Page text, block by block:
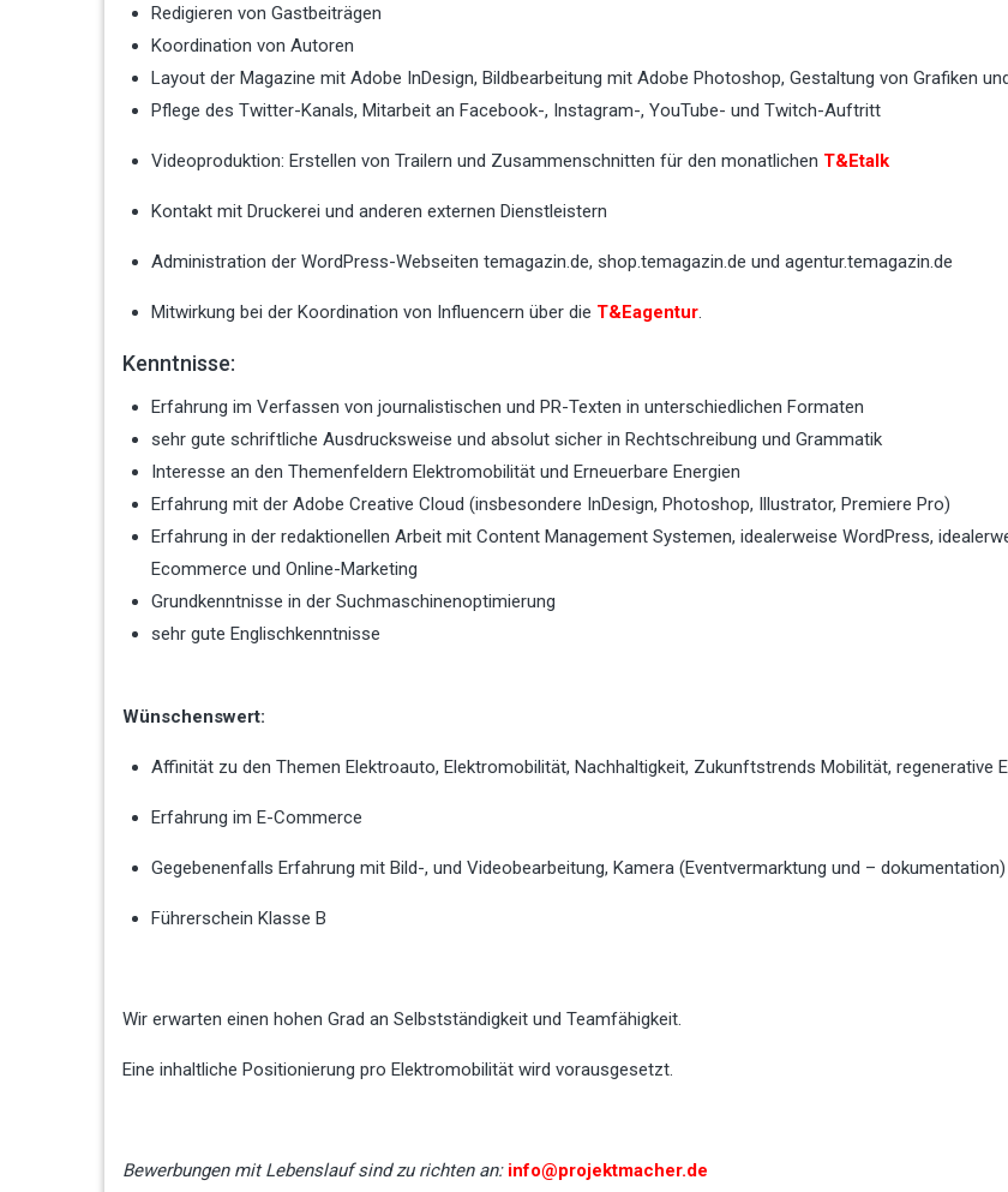
Redigieren von Gastbeiträgen
Koordination von Autoren
Layout der Magazine mit Adobe InDesign, Bildbearbeitung mit Adobe Photoshop, Gestaltung von Grafiken
Pflege des Twitter-Kanals, Mitarbeit an Facebook-, Instagram-, YouTube- und Twitch-Auftritt
Videoproduktion: Erstellen von Trailern und Zusammenschnitten für den monatlichen T&Etalk
Kontakt mit Druckerei und anderen externen Dienstleistern
Administration der WordPress-Webseiten temagazin.de, shop.temagazin.de und agentur.temagazin.de
Mitwirkung bei der Koordination von Influencern über die T&Eagentur.
Kenntnisse:
Erfahrung im Verfassen von journalistischen und PR-Texten in unterschiedlichen Formaten
sehr gute schriftliche Ausdrucksweise und absolut sicher in Rechtschreibung und Grammatik
Interesse an den Themenfeldern Elektromobilität und Erneuerbare Energien
Erfahrung mit der Adobe Creative Cloud (insbesondere InDesign, Photoshop, Illustrator, Premiere Pro)
Erfahrung in der redaktionellen Arbeit mit Content Management Systemen, idealerweise WordPress,
Ecommerce und Online-Marketing
Grundkenntnisse in der Suchmaschinenoptimierung
sehr gute Englischkenntnisse
Wünschenswert:
Affinität zu den Themen Elektroauto, Elektromobilität, Nachhaltigkeit, Zukunftstrends Mobilität, regenerative
Erfahrung im E-Commerce
Gegebenenfalls Erfahrung mit Bild-, und Videobearbeitung, Kamera (Eventvermarktung und – dokumentation)
Führerschein Klasse B
Wir erwarten einen hohen Grad an Selbstständigkeit und Teamfähigkeit.
Eine inhaltliche Positionierung pro Elektromobilität wird vorausgesetzt.
Bewerbungen mit Lebenslauf sind zu richten an: info@projektmacher.de